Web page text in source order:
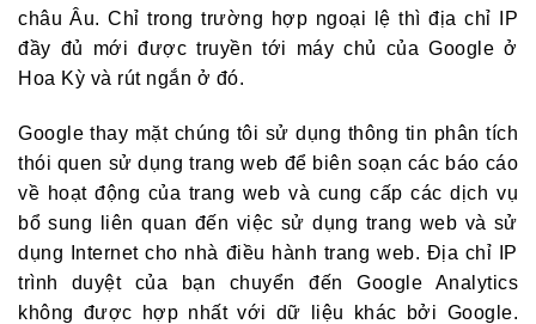
châu Âu. Chỉ trong trường hợp ngoại lệ thì địa chỉ IP
đầy đủ mới được truyền tới máy chủ của Google ở
Hoa Kỳ và rút ngắn ở đó.
Google thay mặt chúng tôi sử dụng thông tin phân tích
thói quen sử dụng trang web để biên soạn các báo cáo
về hoạt động của trang web và cung cấp các dịch vụ
bổ sung liên quan đến việc sử dụng trang web và sử
dụng Internet cho nhà điều hành trang web. Địa chỉ IP
trình duyệt của bạn chuyển đến Google Analytics
không được hợp nhất với dữ liệu khác bởi Google.